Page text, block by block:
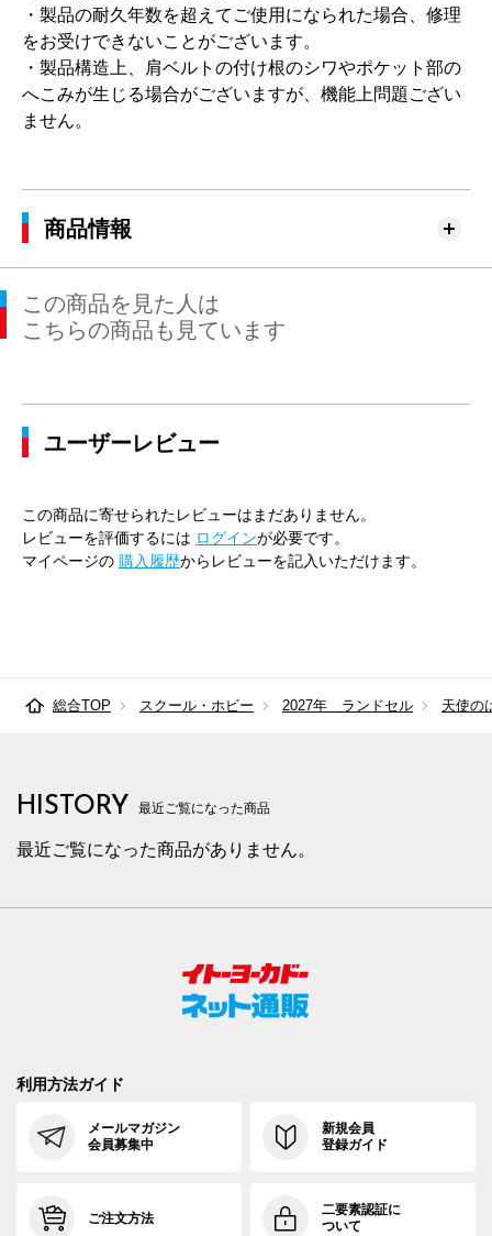
・製品の耐久年数を超えてご使用になられた場合、修理
をお受けできないことがございます。
・製品構造上、肩ベルトの付け根のシワやポケット部の
へこみが生じる場合がございますが、機能上問題ござい
ません。
商品情報
この商品を見た人は
こちらの商品も見ています
ユーザーレビュー
この商品に寄せられたレビューはまだありません。
レビューを評価するには ログインが必要です。
マイページの 購入履歴からレビューを記入いただけます。
総合TOP スクール・ホビー 2027年 ランドセル 天使の
HISTORY 最近ご覧になった商品
最近ご覧になった商品がありません。
利用方法ガイド
メールマガジン
会員募集中
新規会員
登録ガイド
ご注文方法
二要素認証に
ついて